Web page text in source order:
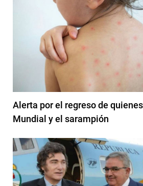
Alerta por el regreso de
Mundial y el sarampión